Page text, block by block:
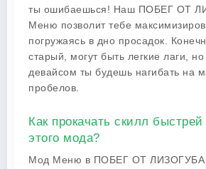
ты ошибаешься! Наш ПОБЕГ ОТ
Меню позволит тебе
погружаясь в дно просадок.
старый, могут быть легкие лаги,
девайсом ты будешь нагибать на
пробелов.
Как прокачать скилл
этого мода?
Мод Меню в ПОБЕГ ОТ ЛИЗОГУБА